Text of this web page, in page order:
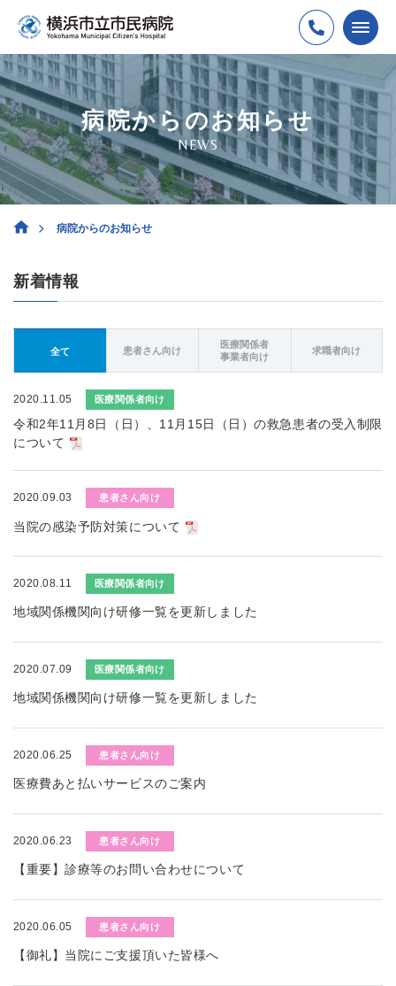
病院からのお知らせ
NEWS
病院からのお知らせ
新着情報
全て 患者さん向け
医療関係者
事業者向け
求職者向け
2020.11.05 医療関係者向け
令和2年11月8日（日）、11月15日（日）の救急患者の受入制限
について
2020.09.03 患者さん向け
当院の感染予防対策について
2020.08.11 医療関係者向け
地域関係機関向け研修一覧を更新しました
2020.07.09 医療関係者向け
地域関係機関向け研修一覧を更新しました
2020.06.25 患者さん向け
医療費あと払いサービスのご案内
2020.06.23 患者さん向け
【重要】診療等のお問い合わせについて
2020.06.05 患者さん向け
【御礼】当院にご支援頂いた皆様へ